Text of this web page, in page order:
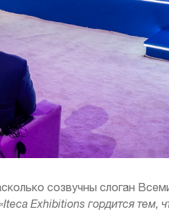
созвучны слоган
Exhibitions гордится тем,